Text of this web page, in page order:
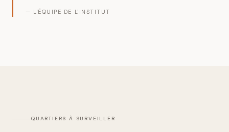
— L'ÉQUIPE DE L'INSTITUT
QUARTIERS À SURVEILLER